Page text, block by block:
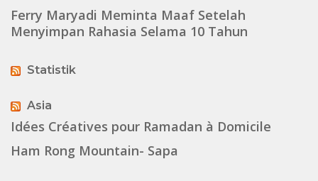
Ferry Maryadi Meminta Maaf Setelah
Menyimpan Rahasia Selama 10 Tahun
Statistik
Asia
Idées Créatives pour Ramadan à Domicile
Ham Rong Mountain- Sapa